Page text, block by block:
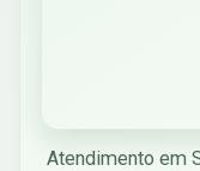
Atendimento em